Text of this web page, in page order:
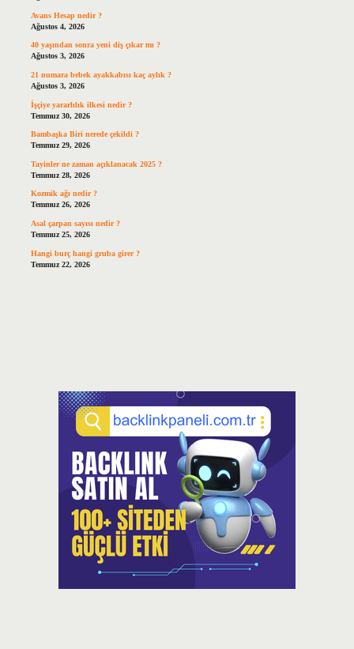
Avans Hesap nedir ?
Ağustos 4, 2026
40 yaşından sonra yeni diş çıkar mı ?
Ağustos 3, 2026
21 numara bebek ayakkabısı kaç aylık ?
Ağustos 3, 2026
İşçiye yararlılık ilkesi nedir ?
Temmuz 30, 2026
Bambaşka Biri nerede çekildi ?
Temmuz 29, 2026
Tayinler ne zaman açıklanacak 2025 ?
Temmuz 28, 2026
Kozmik ağı nedir ?
Temmuz 26, 2026
Asal çarpan sayısı nedir ?
Temmuz 25, 2026
Hangi burç hangi gruba girer ?
Temmuz 22, 2026